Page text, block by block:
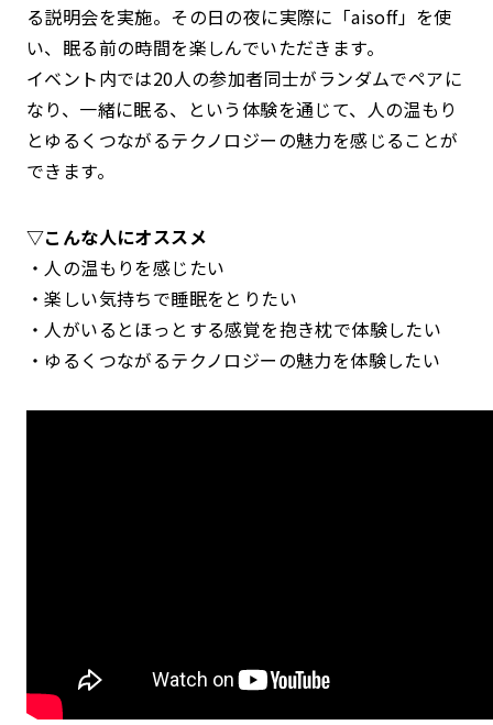
る説明会を実施。その日の夜に実際に「aisoff」を使
い、眠る前の時間を楽しんでいただきます。
イベント内では20人の参加者同士がランダムでペアに
なり、一緒に眠る、という体験を通じて、人の温もり
とゆるくつながるテクノロジーの魅力を感じることが
できます。
▽こんな人にオススメ
・人の温もりを感じたい
・楽しい気持ちで睡眠をとりたい
・人がいるとほっとする感覚を抱き枕で体験したい
・ゆるくつながるテクノロジーの魅力を体験したい